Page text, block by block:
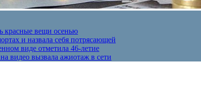
красные вещи осенью
и назвала себя потрясающей
виде отметила 46-летие
видео вызвала ажиотаж в сети